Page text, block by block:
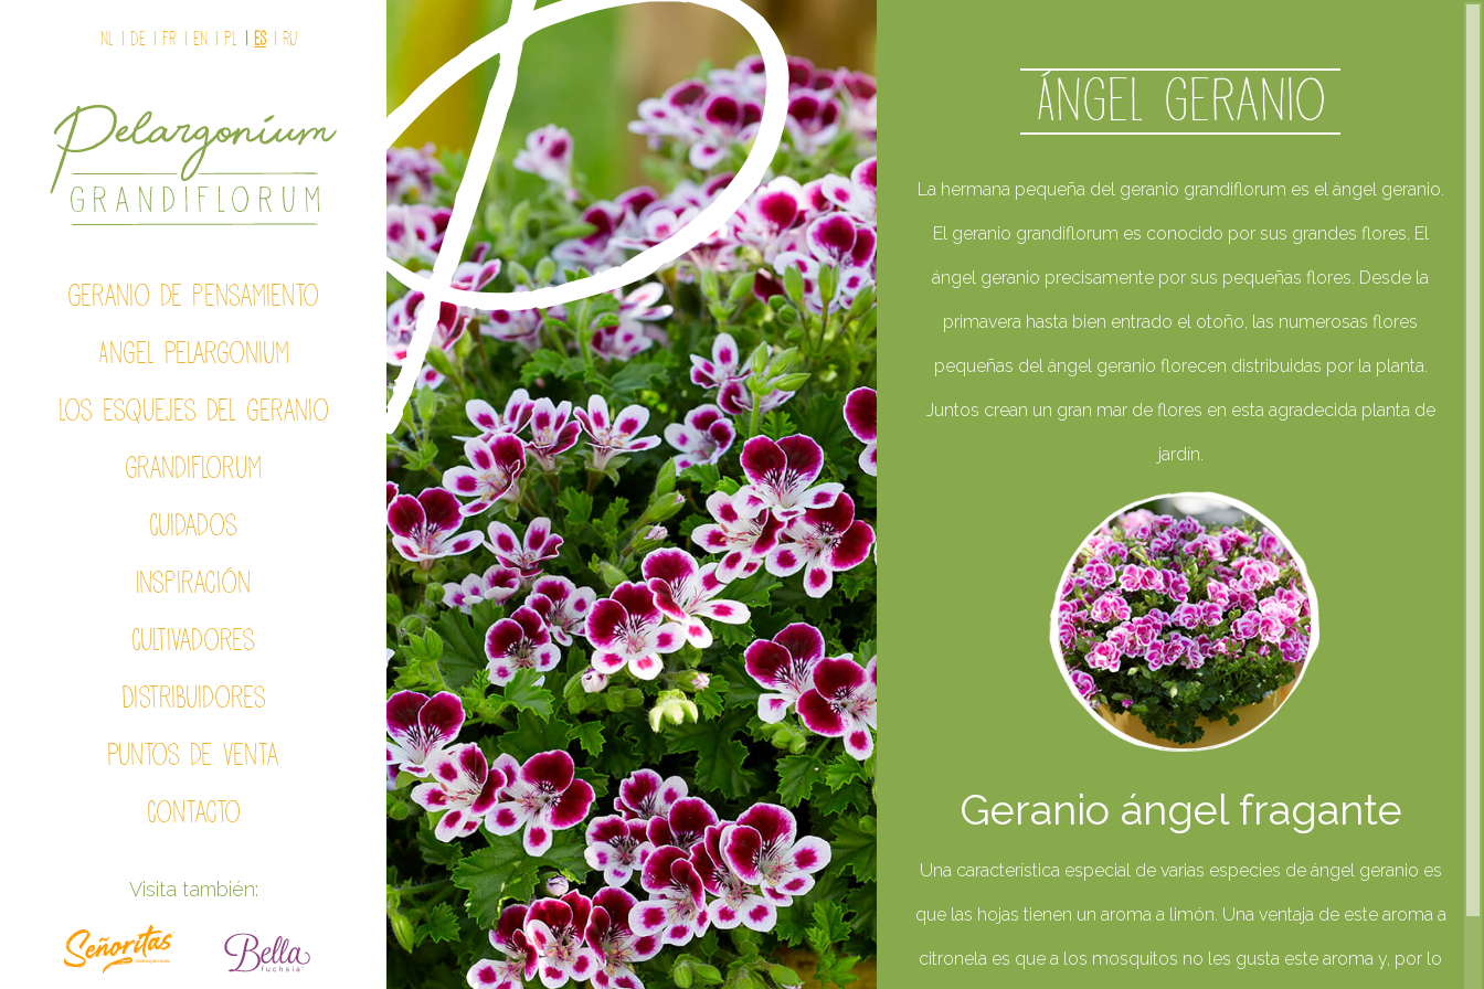
NL DE FR EN PL ES Ru
Geranio de pensamiento
Angel Pelargonium
Los esquejes del geranio
grandiflorum
Cuidados
Inspiración
Cultivadores
Distribuidores
Puntos de venta
Contacto
Visita también:
Ángel geranio
La hermana pequeña del geranio grandiflorum es el ángel geranio.
El geranio grandiflorum es conocido por sus grandes flores. El
ángel geranio precisamente por sus pequeñas flores. Desde la
primavera hasta bien entrado el otoño, las numerosas flores
pequeñas del ángel geranio florecen distribuidas por la planta.
Juntos crean un gran mar de flores en esta agradecida planta de
jardín.
Geranio ángel fragante
Una característica especial de varias especies de ángel geranio es
que las hojas tienen un aroma a limón. Una ventaja de este aroma a
citronela es que a los mosquitos no les gusta este aroma y, por lo